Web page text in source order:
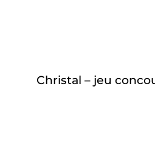
Christal – jeu